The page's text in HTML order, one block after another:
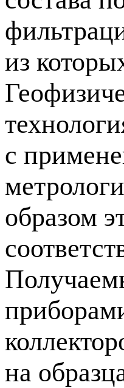
из
с
образом
на